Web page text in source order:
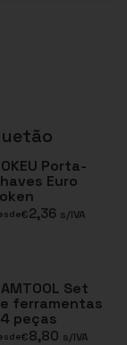
Porta-
Euro
€2,36 s/IVA
Set
ferramentas
peças
€8,80 s/IVA